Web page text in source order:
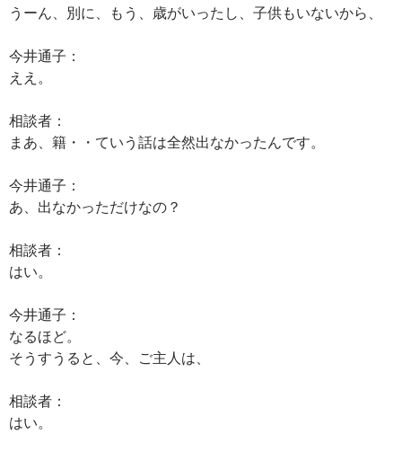
うーん、別に、もう、歳がいったし、子供もいないから、
今井通子：
ええ。
相談者：
まあ、籍・・ていう話は全然出なかったんです。
今井通子：
あ、出なかっただけなの？
相談者：
はい。
今井通子：
なるほど。
そうすうると、今、ご主人は、
相談者：
はい。